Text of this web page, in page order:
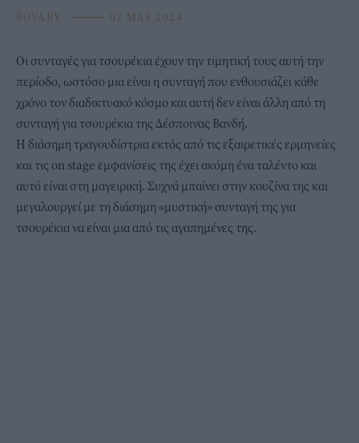
BOVARY ⸻ 02 MAY 2024
Οι συνταγές για τσουρέκια έχουν την τιμητική τους αυτή την
περίοδο, ωστόσο μια είναι η συνταγή που ενθουσιάζει κάθε
χρόνο τον διαδικτυακό κόσμο και αυτή δεν είναι άλλη από τη
συνταγή για τσουρέκια της Δέσποινας Βανδή.
Η διάσημη τραγουδίστρια εκτός από τις εξαιρετικές ερμηνείες
και τις on stage εμφανίσεις της έχει ακόμη ένα ταλέντο και
αυτό είναι στη μαγειρική. Συχνά μπαίνει στην κουζίνα της και
μεγαλουργεί με τη διάσημη «μυστική» συνταγή της για
τσουρέκια να είναι μια από τις αγαπημένες της.